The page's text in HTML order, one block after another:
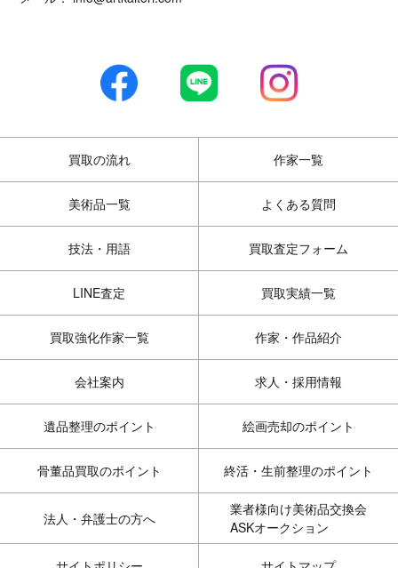
買取の流れ 作家一覧
美術品一覧 よくある質問
技法・用語 買取査定フォーム
LINE査定 買取実績一覧
買取強化作家一覧 作家・作品紹介
会社案内 求人・採用情報
遺品整理のポイント 絵画売却のポイント
骨董品買取のポイント 終活・生前整理のポイント
法人・弁護士の方へ
業者様向け美術品交換会
ASKオークション